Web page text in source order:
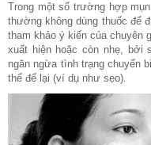
Trong một số trường hợp
thường không dùng thuốc để
tham khảo ý kiến của chuyên
xuất hiện hoặc còn nhẹ, bởi
ngăn ngừa tình trạng chuyển
thể để lại (ví dụ như sẹo).